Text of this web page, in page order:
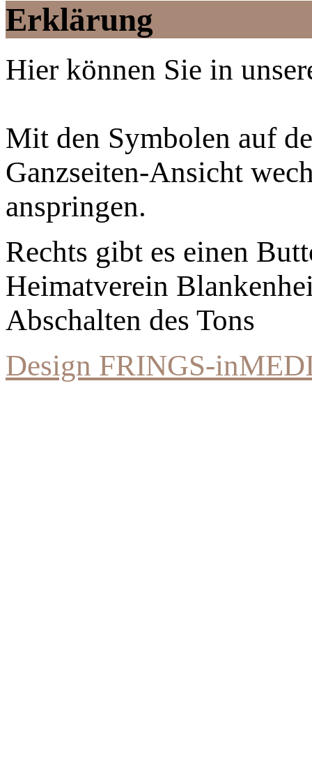
Erklärung
Hier können Sie in
Mit den Symbolen auf
Ganzseiten-Ansicht
anspringen.
Rechts gibt es einen
Heimatverein
Abschalten des Tons
Design FRINGS-